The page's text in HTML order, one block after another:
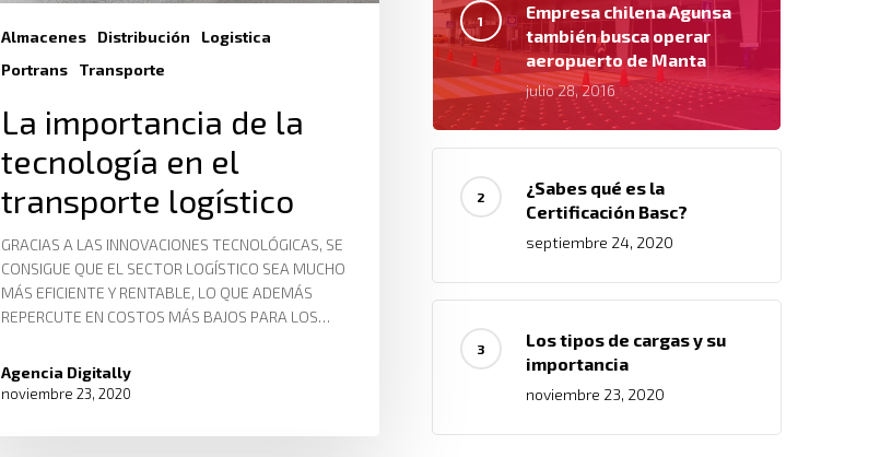
Almacenes Distribución
Logistica
Portrans
Transporte
La importancia de la
tecnología en el
transporte logístico
GRACIAS A LAS INNOVACIONES TECNOLÓGICAS, SE
CONSIGUE QUE EL SECTOR LOGÍSTICO SEA MUCHO
MÁS EFICIENTE Y RENTABLE, LO QUE ADEMÁS
REPERCUTE EN COSTOS MÁS BAJOS PARA LOS…
Agencia Digitally
noviembre 23, 2020
Empresa chilena Agunsa
también busca operar
aeropuerto de Manta
julio 28, 2016
¿Sabes qué es la
Certificación Basc?
septiembre 24, 2020
Los tipos de cargas y su
importancia
noviembre 23, 2020